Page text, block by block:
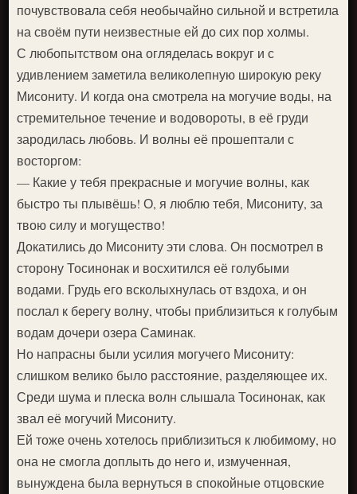
почувствовала себя необычайно сильной и встретила
на своём пути неизвестные ей до сих пор холмы.
С любопытством она огляделась вокруг и с
удивлением заметила великолепную широкую реку
Мисониту. И когда она смотрела на могучие воды, на
стремительное течение и водовороты, в её груди
зародилась любовь. И волны её прошептали с
восторгом:
— Какие у тебя прекрасные и могучие волны, как
быстро ты плывёшь! О, я люблю тебя, Мисониту, за
твою силу и могущество!
Докатились до Мисониту эти слова. Он посмотрел в
сторону Тосинонак и восхитился её голубыми
водами. Грудь его всколыхнулась от вздоха, и он
послал к берегу волну, чтобы приблизиться к голубым
водам дочери озера Саминак.
Но напрасны были усилия могучего Мисониту:
слишком велико было расстояние, разделяющее их.
Среди шума и плеска волн слышала Тосинонак, как
звал её могучий Мисониту.
Ей тоже очень хотелось приблизиться к любимому, но
она не смогла доплыть до него и, измученная,
вынуждена была вернуться в спокойные отцовские